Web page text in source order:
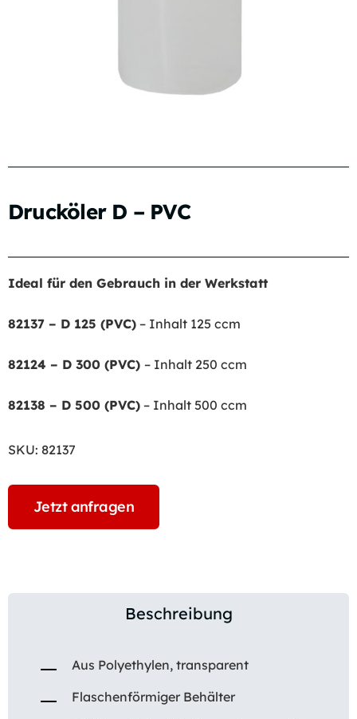
Drucköler D – PVC
Ideal für den Gebrauch in der Werkstatt
82137 – D 125 (PVC) – Inhalt 125 ccm
82124 – D 300 (PVC) – Inhalt 250 ccm
82138 – D 500 (PVC) – Inhalt 500 ccm
SKU: 82137
Jetzt anfragen
Beschreibung
Aus Polyethylen, transparent
Flaschenförmiger Behälter